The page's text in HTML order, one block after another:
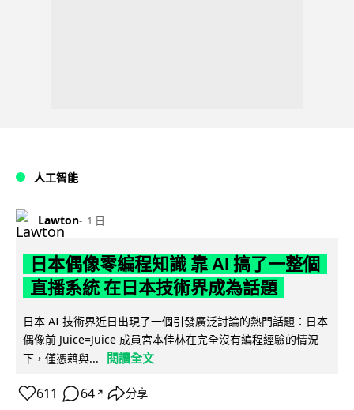
人工智能
Lawton 1 日
日本偶像零編程知識 靠 AI 搞了一整個
直播系統 在日本技術界成為話題
日本 AI 技術界近日出現了一個引發廣泛討論的熱門話題：日本
偶像前 Juice=Juice 成員宮本佳林在完全沒有編程經驗的情況
下，僅憑藉與...
閱讀全文
611 64 ↗ 分享